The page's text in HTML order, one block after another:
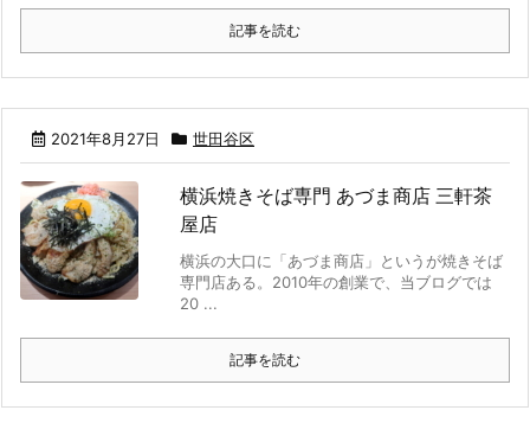
記事を読む
2021年8月27日 世田谷区
横浜焼きそば専門 あづま商店 三軒茶
屋店
横浜の大口に「あづま商店」というが焼きそば
専門店ある。2010年の創業で、当ブログでは
20 ...
記事を読む